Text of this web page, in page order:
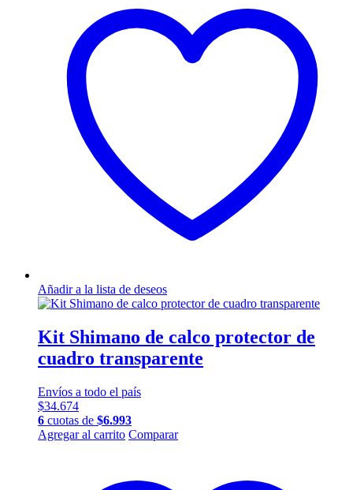
Añadir a la lista de deseos
Kit Shimano de calco protector de
cuadro transparente
Envíos a todo el país
$34.674
6 cuotas de $6.993
Agregar al carrito Comparar